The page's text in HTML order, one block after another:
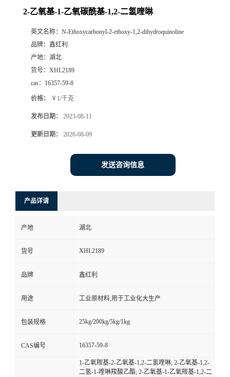
2-乙氧基-1-乙氧碳酰基-1,2-二氢喹啉
英文名称： N-Ethoxycarbonyl-2-ethoxy-1,2-dihydroquinoline
品牌： 鑫红利
产地： 湖北
货号： XHL2189
cas： 16357-59-8
价格： ￥1/千克
发布日期： 2023-08-11
更新日期： 2026-08-09
发送咨询信息
产品详请
产地 湖北
货号 XHL2189
品牌 鑫红利
用途 工业原材料,用于工业化大生产
包装规格 25kg/200kg/5kg/1kg
CAS编号 16357-59-8
1-乙氧羰基-2-乙氧基-1,2-二氢喹啉; 2-乙氧基-1,2-
二氢-1-喹啉羧酸乙酯; 2-乙氧基-1-乙氧羰基-1,2-二